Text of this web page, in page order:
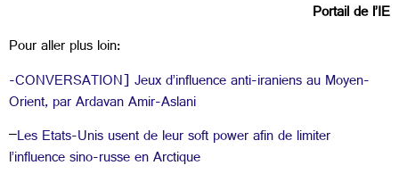
Portail de l’IE
Pour aller plus loin:
-CONVERSATION] Jeux d’influence anti-iraniens au Moyen-
Orient, par Ardavan Amir-Aslani
–Les Etats-Unis usent de leur soft power afin de limiter
l’influence sino-russe en Arctique